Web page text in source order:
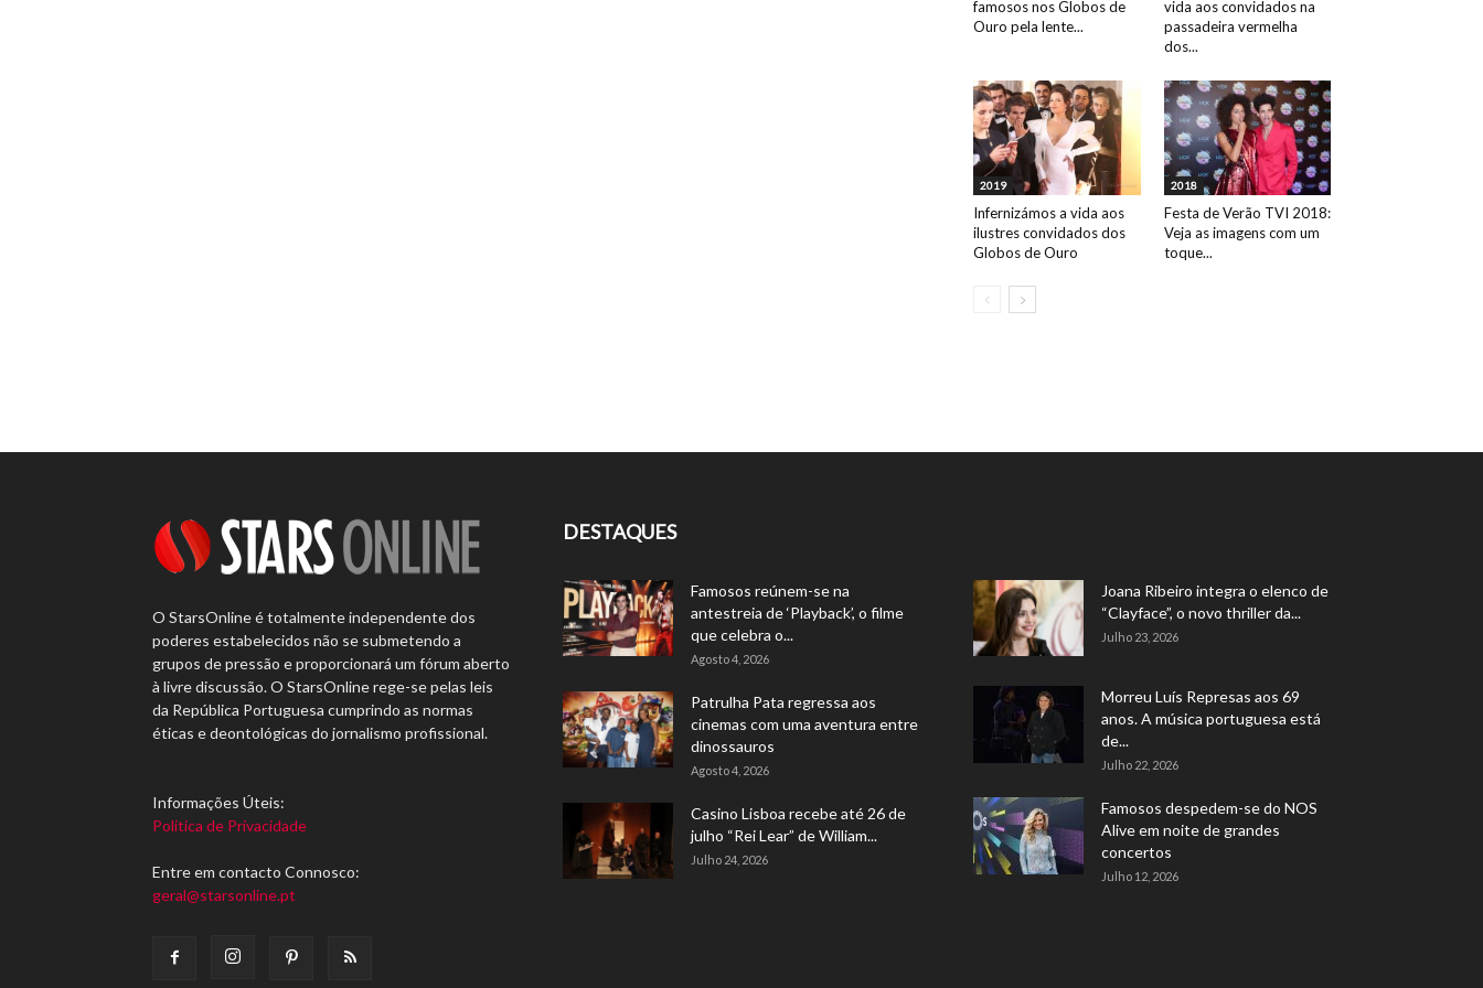
famosos nos Globos de
Ouro pela lente...
vida aos convidados na
passadeira vermelha
dos...
2019
Infernizámos a vida aos
ilustres convidados dos
Globos de Ouro
2018
Festa de Verão TVI 2018:
Veja as imagens com um
toque...
O StarsOnline é totalmente independente dos
poderes estabelecidos não se submetendo a
grupos de pressão e proporcionará um fórum aberto
à livre discussão. O StarsOnline rege-se pelas leis
da República Portuguesa cumprindo as normas
éticas e deontológicas do jornalismo profissional.
Informações Úteis:
Política de Privacidade
Entre em contacto Connosco:
geral@starsonline.pt
DESTAQUES
Famosos reúnem-se na
antestreia de ‘Playback’, o filme
que celebra o...
Agosto 4, 2026
Patrulha Pata regressa aos
cinemas com uma aventura entre
dinossauros
Agosto 4, 2026
Casino Lisboa recebe até 26 de
julho “Rei Lear” de William...
Julho 24, 2026
Joana Ribeiro integra o elenco de
“Clayface”, o novo thriller da...
Julho 23, 2026
Morreu Luís Represas aos 69
anos. A música portuguesa está
de...
Julho 22, 2026
Famosos despedem-se do NOS
Alive em noite de grandes
concertos
Julho 12, 2026